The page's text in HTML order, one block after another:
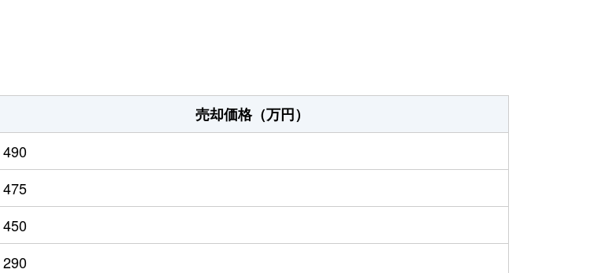
売却価格（万円）
490
475
450
290